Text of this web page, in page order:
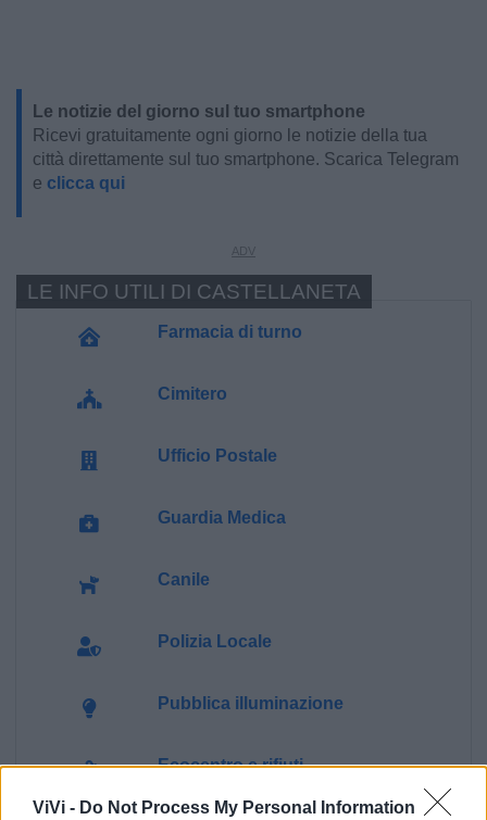
ViVi - Do Not Process My Personal Information
Le notizie del giorno sul tuo smartphone
Ricevi gratuitamente ogni giorno le notizie della tua
città direttamente sul tuo smartphone. Scarica Telegram
e clicca qui
Farmacia di turno
Cimitero
Ufficio Postale
Guardia Medica
Canile
Polizia Locale
Pubblica illuminazione
Ecocentro e rifiuti
LE INFO UTILI DI CASTELLANETA